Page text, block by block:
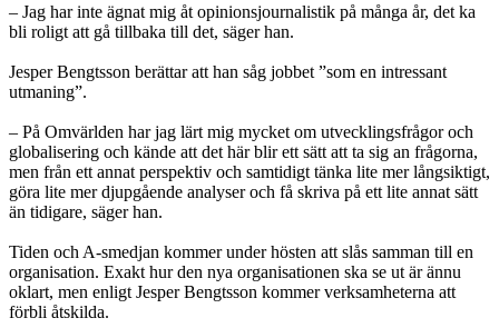
– Jag har inte ägnat mig åt opinionsjournalistik på många år, det ka
bli roligt att gå tillbaka till det, säger han.
Jesper Bengtsson berättar att han såg jobbet ”som en intressant
utmaning”.
– På Omvärlden har jag lärt mig mycket om utvecklingsfrågor och
globalisering och kände att det här blir ett sätt att ta sig an frågorna,
men från ett annat perspektiv och samtidigt tänka lite mer långsiktigt,
göra lite mer djupgående analyser och få skriva på ett lite annat sätt
än tidigare, säger han.
Tiden och A-smedjan kommer under hösten att slås samman till en
organisation. Exakt hur den nya organisationen ska se ut är ännu
oklart, men enligt Jesper Bengtsson kommer verksamheterna att
förbli åtskilda.